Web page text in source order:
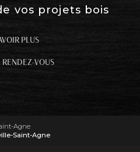
vos projets bois
PLUS
RENDEZ-VOUS
Agne
Saint-Agne